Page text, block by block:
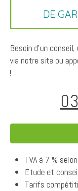
DE
Besoin d'un
via notre site ou
!
TVA à 7 %
Etude et
Tarifs